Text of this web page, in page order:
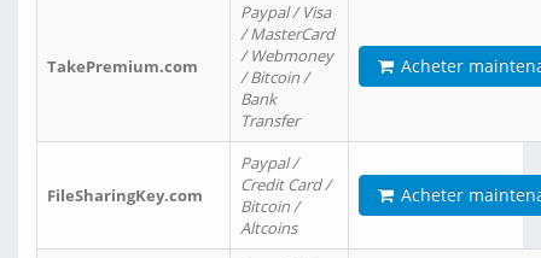
TakePremium.com
Paypal / Visa
/ MasterCard
/ Webmoney
/ Bitcoin /
Bank
Transfer
Acheter
FileSharingKey.com
Paypal /
Credit Card /
Bitcoin /
Altcoins
Acheter